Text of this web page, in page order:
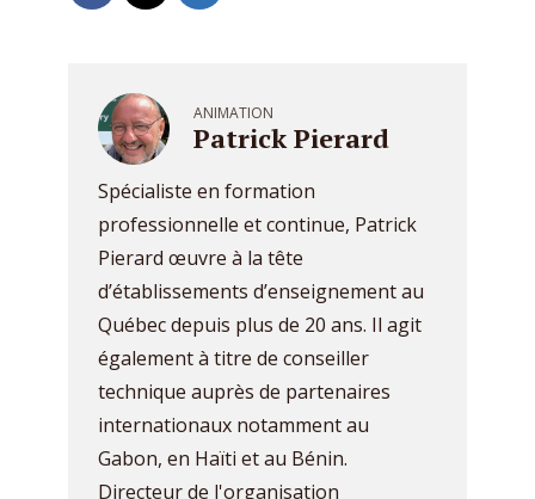
ANIMATION
Patrick Pierard
Spécialiste en formation
professionnelle et continue, Patrick
Pierard œuvre à la tête
d’établissements d’enseignement au
Québec depuis plus de 20 ans. Il agit
également à titre de conseiller
technique auprès de partenaires
internationaux notamment au
Gabon, en Haïti et au Bénin.
Directeur de l'organisation